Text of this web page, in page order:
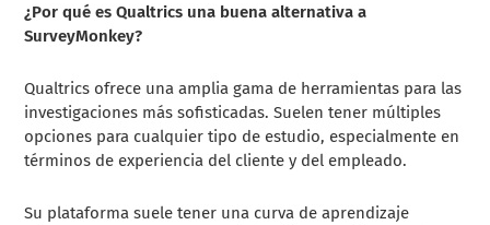
¿Por qué es Qualtrics una buena alternativa a
SurveyMonkey?
Qualtrics ofrece una amplia gama de herramientas para las
investigaciones más sofisticadas. Suelen tener múltiples
opciones para cualquier tipo de estudio, especialmente en
términos de experiencia del cliente y del empleado.
Su plataforma suele tener una curva de aprendizaje